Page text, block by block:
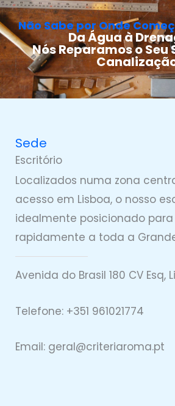
Não Sabe por Onde
Da Água à
Nós Reparamos o Seu
Sede
Escritório
Localizados numa zona
acesso em Lisboa, o nosso
idealmente posicionado
rapidamente a toda a
Avenida do Brasil 180 CV Esq,
Telefone: +351 961021774
Email: geral@criteriaroma.pt